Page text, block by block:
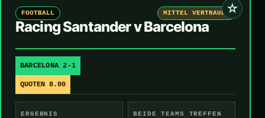
☆
FOOTBALL MITTEL VERTRAUEN
Racing Santander v Barcelona
BARCELONA 2-1
QUOTEN 8.00
ERGEBNIS BEIDE TEAMS TREFFEN